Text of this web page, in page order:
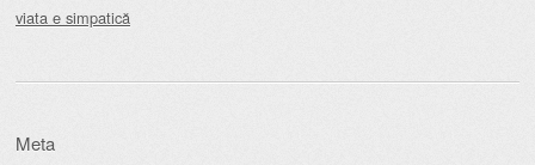
viata e simpatică
Meta